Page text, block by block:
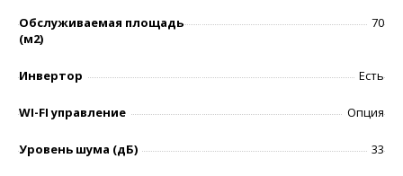
Обслуживаемая площадь
(м2)
70
Инвертор Есть
WI-FI управление Опция
Уровень шумa (дБ) 33